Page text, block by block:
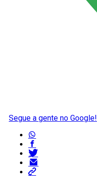
Segue a gente no Google!